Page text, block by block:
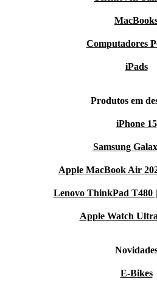
Computadores
iPads
Produtos em
iPhone 15
Samsung
Apple MacBook Air
Lenovo ThinkPad T480
Apple Watch
E-Bikes